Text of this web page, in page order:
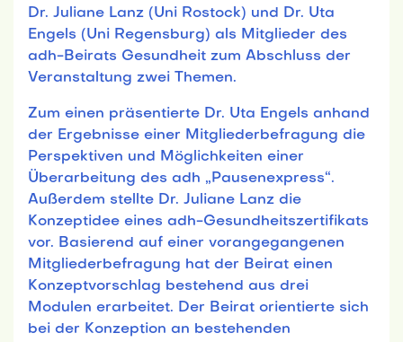
Dr. Juliane Lanz (Uni Rostock) und Dr. Uta
Engels (Uni Regensburg) als Mitglieder des
adh-Beirats Gesundheit zum Abschluss der
Veranstaltung zwei Themen.
Zum einen präsentierte Dr. Uta Engels anhand
der Ergebnisse einer Mitgliederbefragung die
Perspektiven und Möglichkeiten einer
Überarbeitung des adh „Pausenexpress“.
Außerdem stellte Dr. Juliane Lanz die
Konzeptidee eines adh-Gesundheitszertifikats
vor. Basierend auf einer vorangegangenen
Mitgliederbefragung hat der Beirat einen
Konzeptvorschlag bestehend aus drei
Modulen erarbeitet. Der Beirat orientierte sich
bei der Konzeption an bestehenden